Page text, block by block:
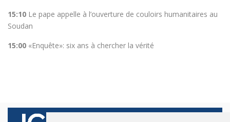
15:10 Le pape appelle à l’ouverture de couloirs humanitaires au
Soudan
15:00 «Enquête»: six ans à chercher la vérité